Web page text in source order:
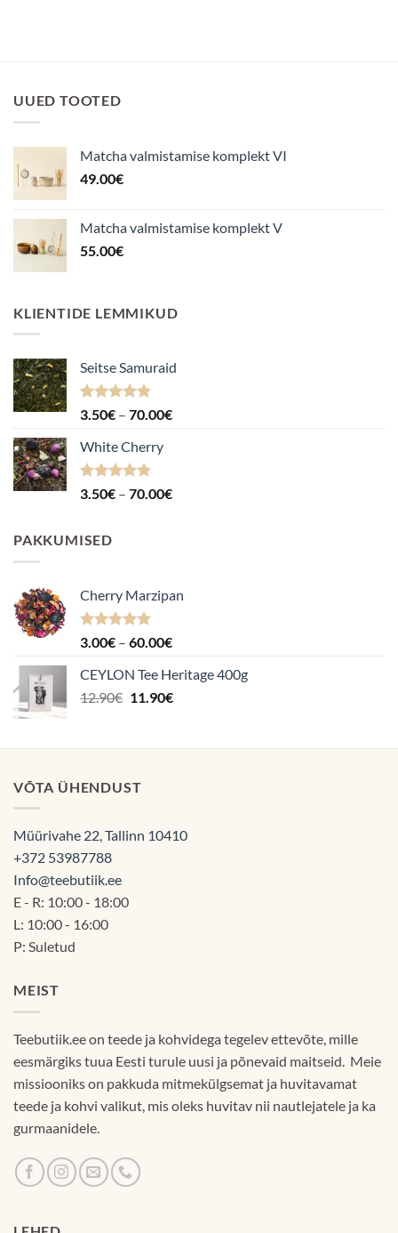
UUED TOOTED
Matcha valmistamise komplekt VI
49.00€
Matcha valmistamise komplekt V
55.00€
KLIENTIDE LEMMIKUD
Seitse Samuraid
Hinnanguga
3.50€ – 70.00€Hinnavahemik:
White Cherry
Hinnanguga
3.50€ – 70.00€Hinnavahemik:
PAKKUMISED
Cherry Marzipan
Hinnanguga
3.00€ – 60.00€Hinnavahemik:
kuni
60.00€
CEYLON Tee Heritage 400g
12.90€ Algne
12.90€.
11.90€Praegune
11.90€.
VÕTA ÜHENDUST
Müürivahe 22, Tallinn 10410
+372 53987788
Info@teebutiik.ee
E - R: 10:00 - 18:00
L: 10:00 - 16:00
P: Suletud
MEIST
Teebutiik.ee on teede ja kohvidega tegelev ettevõte, mille
eesmärgiks tuua Eesti turule uusi ja põnevaid maitseid. Meie
missiooniks on pakkuda mitmekülgsemat ja huvitavamat
teede ja kohvi valikut, mis oleks huvitav nii nautlejatele ja ka
gurmaanidele.